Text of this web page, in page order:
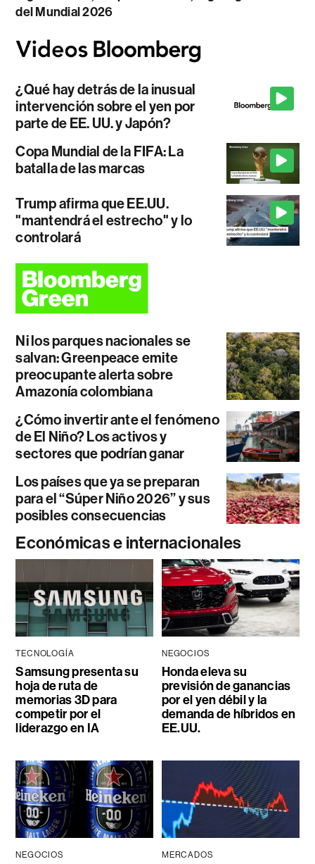
del Mundial 2026
¿Qué hay detrás de la inusual
intervención sobre el yen por
parte de EE. UU. y Japón?
Copa Mundial de la FIFA: La
batalla de las marcas
Trump afirma que EE.UU.
"mantendrá el estrecho" y lo
controlará
Ni los parques nacionales se
salvan: Greenpeace emite
preocupante alerta sobre
Amazonía colombiana
¿Cómo invertir ante el fenómeno
de El Niño? Los activos y
sectores que podrían ganar
Los países que ya se preparan
para el “Súper Niño 2026” y sus
posibles consecuencias
Económicas e internacionales
TECNOLOGÍA
Samsung presenta su
hoja de ruta de
memorias 3D para
competir por el
liderazgo en IA
NEGOCIOS
Honda eleva su
previsión de ganancias
por el yen débil y la
demanda de híbridos en
EE.UU.
NEGOCIOS MERCADOS